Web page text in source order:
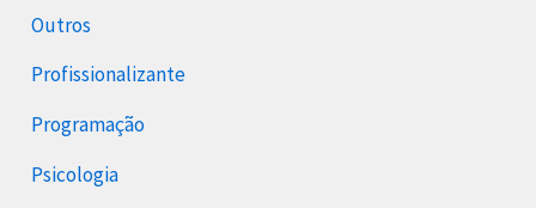
Outros
Profissionalizante
Programação
Psicologia